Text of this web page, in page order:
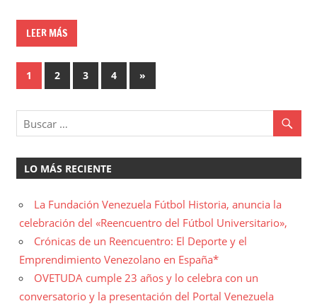
LEER MÁS
Paginación
entradas
1 2 3 4
Entradas
siguientes
»
LO MÁS RECIENTE
La Fundación Venezuela Fútbol Historia, anuncia la
celebración del «Reencuentro del Fútbol Universitario»,
Crónicas de un Reencuentro: El Deporte y el
Emprendimiento Venezolano en España*
OVETUDA cumple 23 años y lo celebra con un
conversatorio y la presentación del Portal Venezuela